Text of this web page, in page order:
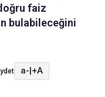
faiz
bulabileceğini
a-|+A